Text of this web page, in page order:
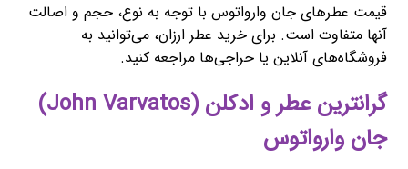
قیمت عطرهای جان وارواتوس با توجه به نوع، حجم و اصالت
آنها متفاوت است. برای خرید عطر ارزان، می‌توانید به
فروشگاه‌های آنلاین یا حراجی‌ها مراجعه کنید.
گرانترین عطر و ادکلن (John Varvatos)
جان وارواتوس